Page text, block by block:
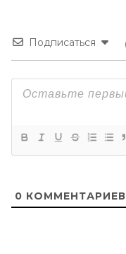
Подписаться
0 КОММЕНТАРИЕВ